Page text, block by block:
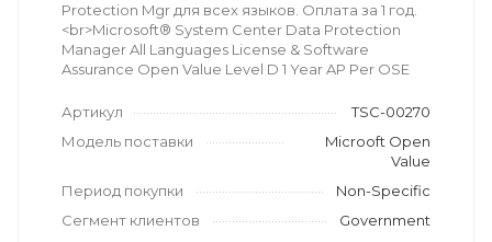
Protection Mgr для всех языков. Оплата за 1 год.
<br>Microsoft® System Center Data Protection
Manager All Languages License & Software
Assurance Open Value Level D 1 Year AP Per OSE
Артикул
TSC-00270
Модель поставки
Microoft Open
Value
Период покупки
Non-Specific
Сегмент клиентов
Government